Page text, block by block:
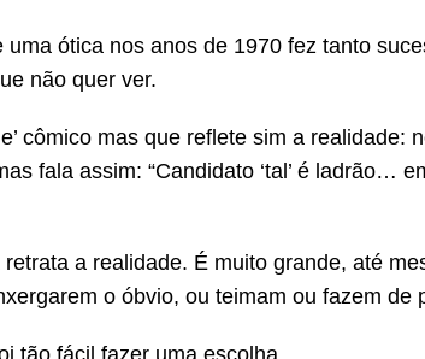
ótica nos anos de 1970 fez tanto
não quer ver.
cômico mas que reflete sim a realidade:
fala assim: “Candidato ‘tal’ é ladrão…
a realidade. É muito grande, até
o óbvio, ou teimam ou fazem de
tão fácil fazer uma escolha.